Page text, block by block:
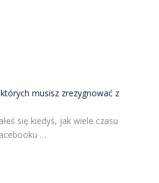
musisz zrezygnować z
się kiedyś, jak wiele czasu
…